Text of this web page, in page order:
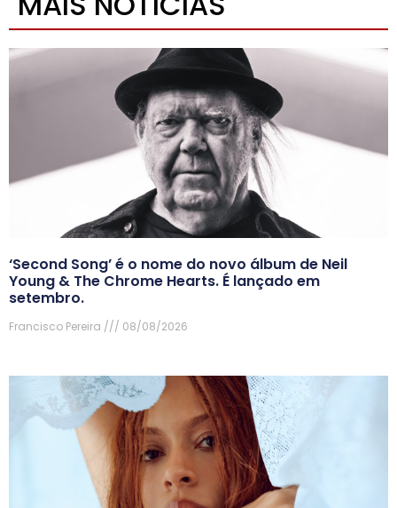
‘Second Song’ é o nome do novo álbum de Neil
Young & The Chrome Hearts. É lançado em
setembro.
Francisco Pereira 08/08/2026